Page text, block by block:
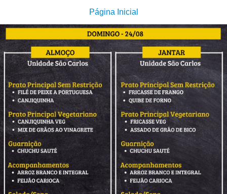
Página Inicial